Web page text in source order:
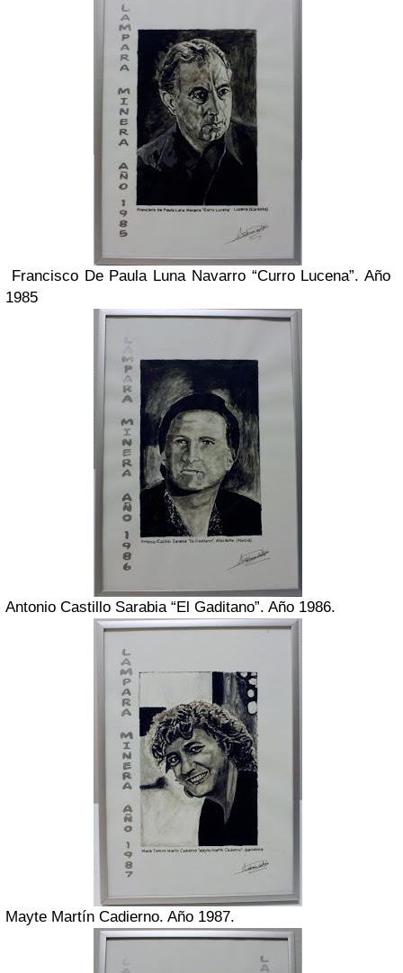
Francisco De Paula Luna Navarro “Curro Lucena”. Año
1985
Antonio Castillo Sarabia “El Gaditano”. Año 1986.
Mayte Martín Cadierno. Año 1987.